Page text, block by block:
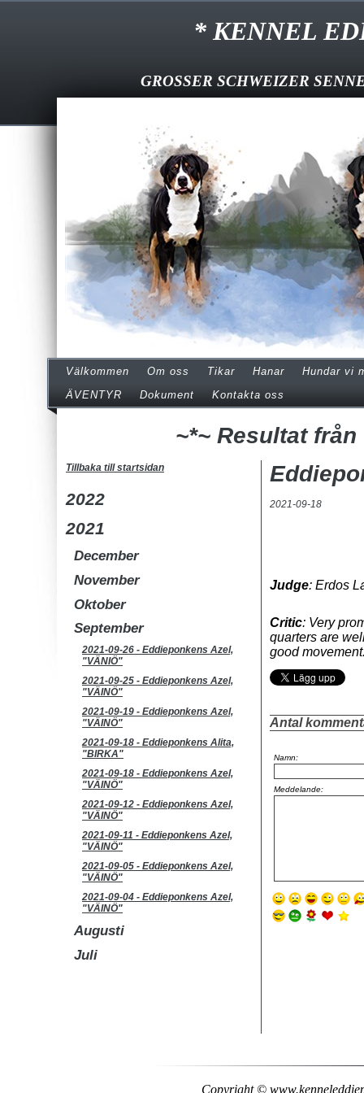
* KENNEL
GROSSER SCHWEIZER
Välkommen
Välkommen Om oss Tikar Hanar
Hundar vi
ÄVENTYR
Dokument Kontakta oss
~*~ Resultat
Tillbaka till startsidan
2022
2021
December
November
Oktober
September
2021-09-26 - Eddieponkens Azel,
"VÄNIÖ"
2021-09-25 - Eddieponkens Azel,
"VÄINÖ"
2021-09-19 - Eddieponkens Azel,
"VÄINÖ"
2021-09-18 - Eddieponkens Alita,
"BIRKA"
2021-09-18 - Eddieponkens Azel,
"VÄINÖ"
2021-09-12 - Eddieponkens Azel,
"VÄINÖ"
2021-09-11 - Eddieponkens Azel,
"VÄINÖ"
2021-09-05 - Eddieponkens Azel,
"VÄINÖ"
2021-09-04 - Eddieponkens Azel,
"VÄINÖ"
Augusti
Juli
2021-09-18
Judge: Erdos
Critic: Very
quarters are
good
Antal
Namn:
Meddelande:
Copyright ©